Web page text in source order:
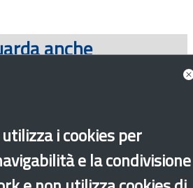
anche
i cookies per
e la condivisione